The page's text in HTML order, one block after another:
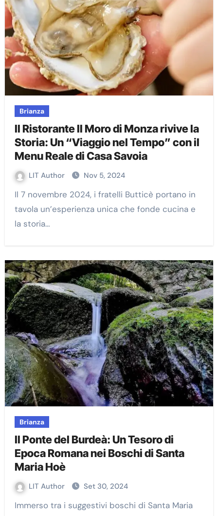
Brianza
Il Ristorante Il Moro di Monza rivive la
Storia: Un “Viaggio nel Tempo” con il
Menu Reale di Casa Savoia
LIT Author Nov 5, 2024
Il 7 novembre 2024, i fratelli Butticè portano in
tavola un’esperienza unica che fonde cucina e
la storia…
Brianza
Il Ponte del Burdeà: Un Tesoro di
Epoca Romana nei Boschi di Santa
Maria Hoè
LIT Author Set 30, 2024
Immerso tra i suggestivi boschi di Santa Maria